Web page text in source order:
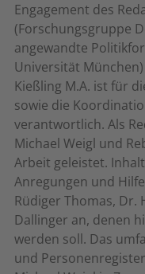
Engagement des
(Forschungsgruppe
angewandte
Universität
Kießling M.A. ist für
sowie die
verantwortlich. Als
Michael Weigl und
Arbeit geleistet.
Anregungen und
Rüdiger Thomas, Dr.
Dallinger an, denen
werden soll. Das
und